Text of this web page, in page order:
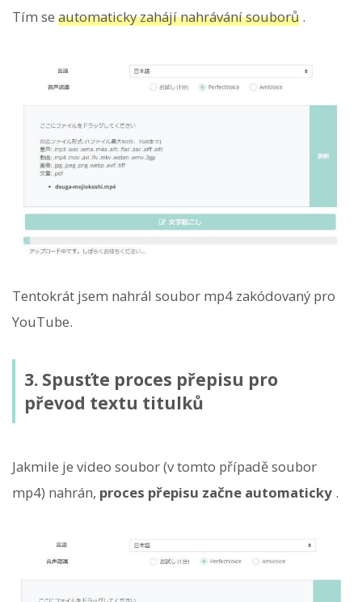
Tím se automaticky zahájí nahrávání souborů .
Tentokrát jsem nahrál soubor mp4 zakódovaný pro
YouTube.
3. Spusťte proces přepisu pro
převod textu titulků
Jakmile je video soubor (v tomto případě soubor
mp4) nahrán, proces přepisu začne automaticky .